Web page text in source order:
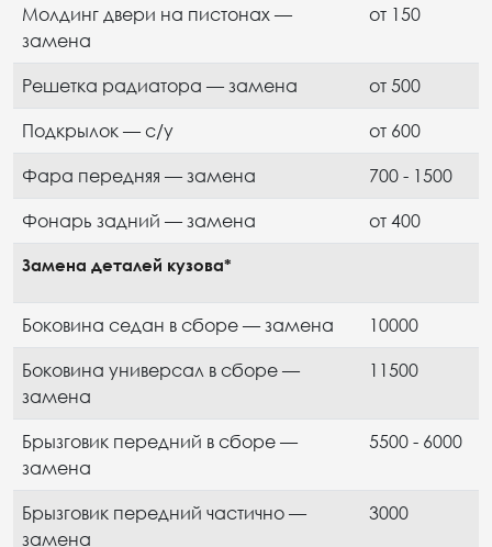
Молдинг двери на пистонах —
замена
от 150
Решетка радиатора — замена
от 500
Подкрылок — с/у
от 600
Фара передняя — замена
700 - 1500
Фонарь задний — замена
от 400
Замена деталей кузова*
Боковина седан в сборе — замена
10000
Боковина универсал в сборе —
замена
11500
Брызговик передний в сборе —
замена
5500 - 6000
Брызговик передний частично —
замена
3000